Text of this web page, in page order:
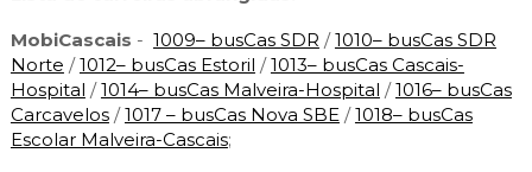
MobiCascais - 1009– busCas SDR /1010– busCas SDR
Norte /1012– busCas Estoril /1013– busCas Cascais-
Hospital /1014– busCas Malveira-Hospital /1016– busCas
Carcavelos/1017 – busCas Nova SBE /1018– busCas
Escolar Malveira-Cascais;